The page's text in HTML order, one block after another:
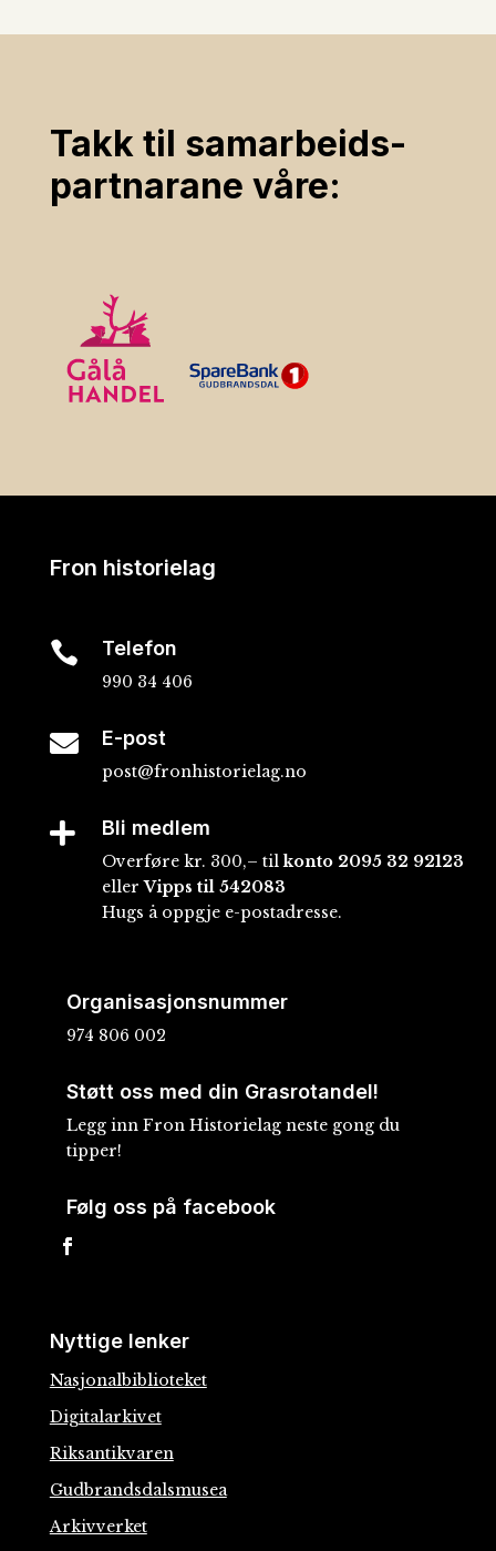
Takk til samarbeids­
partnarane våre:
Fron historielag
 Telefon
990 34 406
 E-post
post@fronhistorielag.no
 Bli medlem
Overføre kr. 300,– tilkonto 2095 32 92123
ellerVipps til 542083
Hugs å oppgje e-postadresse.
Organisasjonsnummer
974 806 002
Støtt oss med din Grasrotandel!
Legg inn Fron Historielag neste gong du
tipper!
Følg oss på facebook
Nyttige lenker
Nasjonalbiblioteket
Digitalarkivet
Riksantikvaren
Gudbrandsdalsmusea
Arkivverket